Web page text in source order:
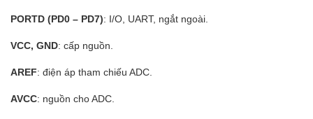
PORTD (PD0 – PD7): I/O, UART, ngắt ngoài.
VCC, GND: cấp nguồn.
AREF: điện áp tham chiếu ADC.
AVCC: nguồn cho ADC.